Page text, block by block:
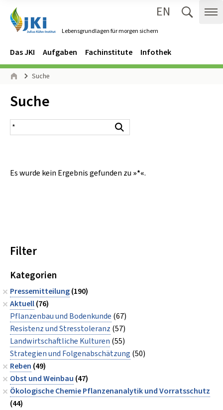
Lebensgrundlagen für morgen sichern
EN
Navigation
Hauptmenü
Das JKI Aufgaben Fachinstitute Infothek
Seitenpfad
Suche
Inhalt:
Suche
Suchergebnis
Es wurde kein Ergebnis gefunden zu »*«.
Filter
Kategorien
Pressemitteilung(190)
Aktuell(76)
Pflanzenbau und Bodenkunde (67)
Resistenz und Stresstoleranz (57)
Landwirtschaftliche Kulturen (55)
Strategien und Folgenabschätzung (50)
Reben (49)
Obst und Weinbau (47)
Ökologische Chemie Pflanzenanalytik und Vorratsschutz
(44)